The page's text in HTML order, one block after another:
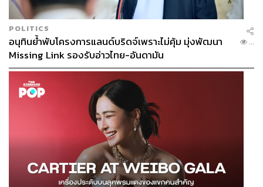
POLITICS
อนุทินย้ำพับโครงการแลนด์บริดจ์เพราะไม่คุ้ม มุ่งพัฒนา
Missing Link รองรับอ่าวไทย-อันดามัน
...